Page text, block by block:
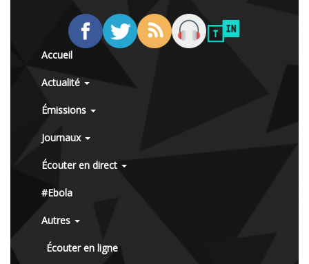
Accueil
Actualité
Émissions
Journaux
Écouter en direct
#Ebola
Autres
Écouter en ligne